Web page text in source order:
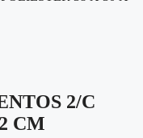
2/C
CM